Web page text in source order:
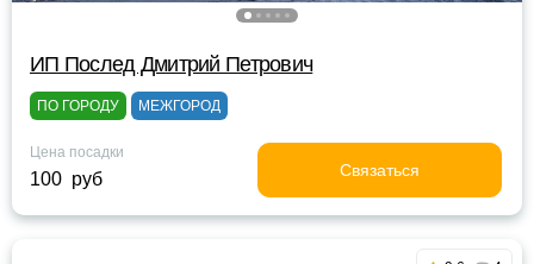
ИП Послед Дмитрий Петрович
ПО ГОРОДУ МЕЖГОРОД
Цена посадки
100 руб Связаться